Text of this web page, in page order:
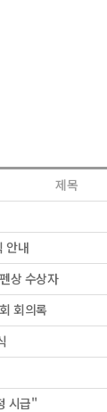
제목
안내
상 수상자
회의록
시급"